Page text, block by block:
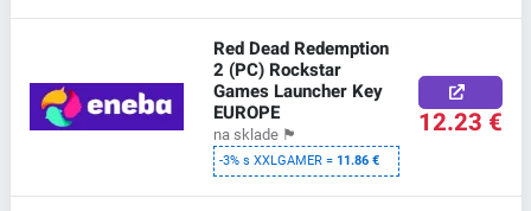
Red Dead Redemption
2 (PC) Rockstar
Games Launcher Key
EUROPE
na sklade 🏴
-3% s XXLGAMER =11.86 €
12.23 €